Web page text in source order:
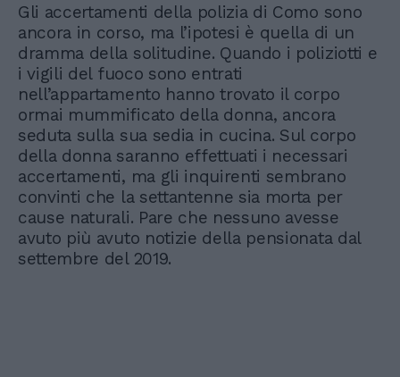
Gli accertamenti della polizia di Como sono
ancora in corso, ma l’ipotesi è quella di un
dramma della solitudine. Quando i poliziotti e
i vigili del fuoco sono entrati
nell’appartamento hanno trovato il corpo
ormai mummificato della donna, ancora
seduta sulla sua sedia in cucina. Sul corpo
della donna saranno effettuati i necessari
accertamenti, ma gli inquirenti sembrano
convinti che la settantenne sia morta per
cause naturali. Pare che nessuno avesse
avuto più avuto notizie della pensionata dal
settembre del 2019.